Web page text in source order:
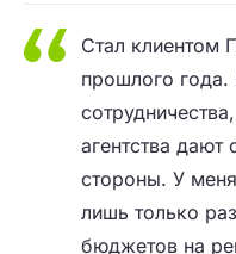
Стал клиентом
прошлого
агентства
стороны. У
лишь только
бюджетов на